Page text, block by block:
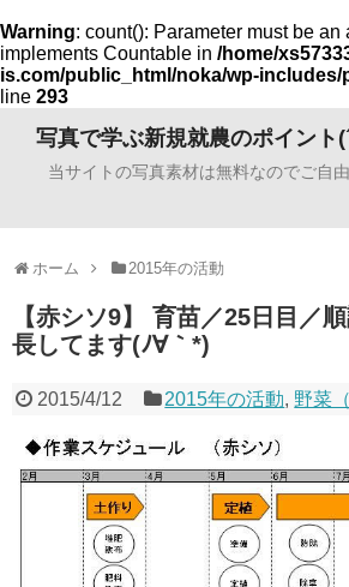
Warning: count(): Parameter must be an
implements Countable in /home/
is.com/public_html/noka/wp-
line 293
写真で学ぶ新規就農のポイント
当サイトの写真素材は無料なのでご自
ホーム 2015年の活動
【赤シソ9】 育苗／25日目／
長してます(ﾉ∀｀*)
2015/4/12 2015年の活動, 野菜